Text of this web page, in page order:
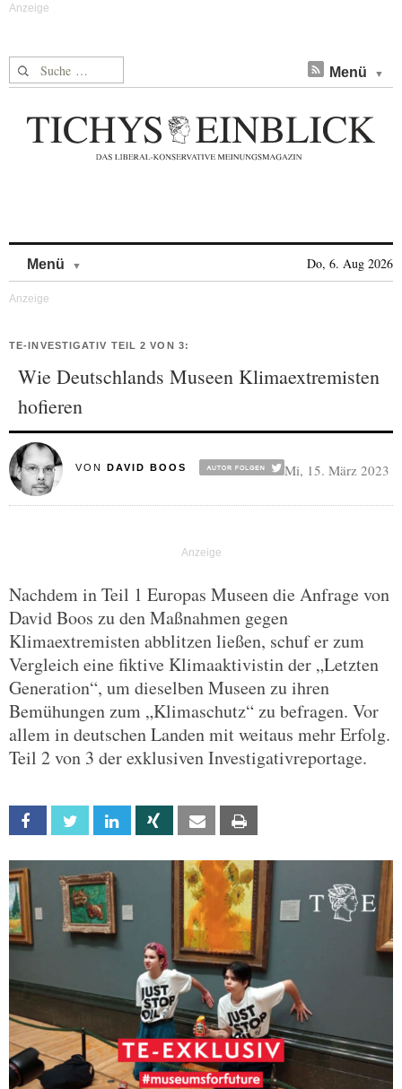
Suche nach: Menü
Menü Do, 6. Aug 2026
TE-INVESTIGATIV TEIL 2 VON 3:
Wie Deutschlands Museen Klimaextremisten
hofieren
VON DAVID BOOS Mi, 15. März 2023
Nachdem in Teil 1 Europas Museen die Anfrage von
David Boos zu den Maßnahmen gegen
Klimaextremisten abblitzen ließen, schuf er zum
Vergleich eine fiktive Klimaaktivistin der „Letzten
Generation“, um dieselben Museen zu ihren
Bemühungen zum „Klimaschutz“ zu befragen. Vor
allem in deutschen Landen mit weitaus mehr Erfolg.
Teil 2 von 3 der exklusiven Investigativreportage.
Facebook Twitter Linkedin Xing Email